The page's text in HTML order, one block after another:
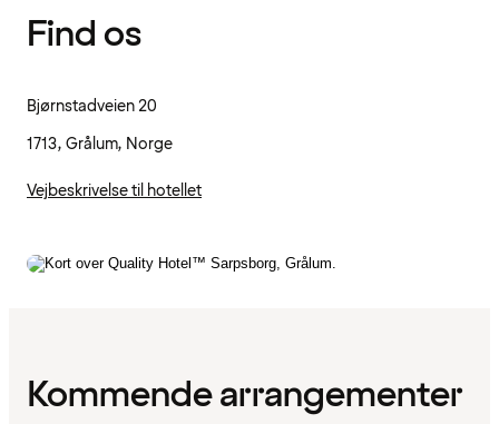
Find os
Bjørnstadveien 20
1713, Grålum, Norge
Vejbeskrivelse til hotellet
Kommende arrangementer